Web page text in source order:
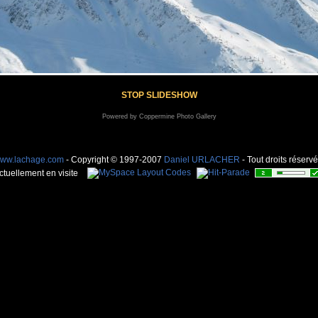
STOP SLIDESHOW
Powered by Coppermine Photo Gallery
- Copyright © 1997-2007 Daniel URLACHER - Tout droits
en visite